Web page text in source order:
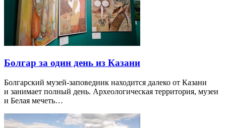
Болгар за один день из Казани
Болгарский музей-заповедник находится далеко от Казани
и занимает полный день. Археологическая территория, музеи
и Белая мечеть…